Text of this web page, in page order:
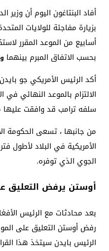
أفاد البنتاغون اليوم أن وزير
بزيارة مفاجئة للولايات
أسابيع من الموعد المقرر
بحسب الاتفاق المبرم بينهما
أكد الرئيس الأمريكي جو
الالتزام بالموعد النهائي
سلفه ترامب قد وافقت عليها
من جانبها ، تسعى الحكومة
الأمريكية في البلاد لأطول
الجوي الذي توفره.
أوستن يرفض التعليق
بعد محادثات مع الرئيس
رفض أوستن التعليق على
الرئيس بايدن سيتخذ هذا